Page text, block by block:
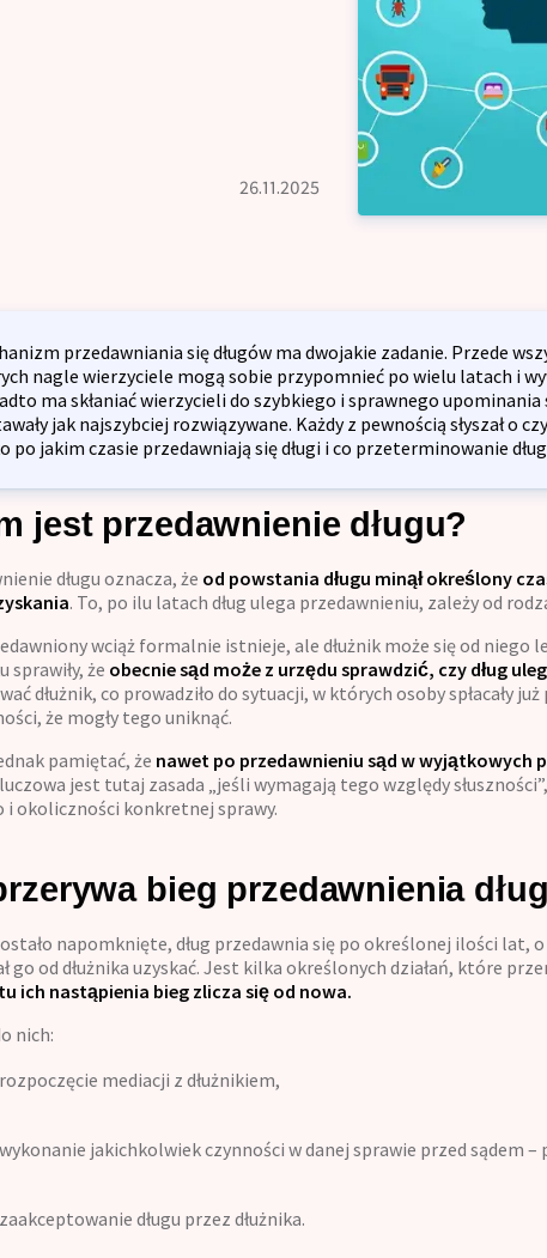
umowę zlecenie
Kredyt na
Kredyt
Kredyt
Opinie
Blog
Zespół
Kontakt
26.11.2025
przedawniania się długów ma dwojakie zadanie. Przede
nagle wierzyciele mogą sobie przypomnieć po wielu latach i
ma skłaniać wierzycieli do szybkiego i sprawnego
jak najszybciej rozwiązywane. Każdy z pewnością słyszał o
po jakim czasie przedawniają się długi i co przeterminowanie
jest przedawnienie długu?
długu oznacza, że od powstania długu minął określony
. To, po ilu latach dług ulega przedawnieniu, zależy od
wciąż formalnie istnieje, ale dłużnik może się od niego
sprawiły, że obecnie sąd może z urzędu sprawdzić, czy dług
dłużnik, co prowadziło do sytuacji, w których osoby spłacały
że mogły tego uniknąć.
pamiętać, że nawet po przedawnieniu sąd w wyjątkowych
jest tutaj zasada „jeśli wymagają tego względy
i okoliczności konkretnej sprawy.
bieg przedawnienia
napomknięte, dług przedawnia się po określonej ilości lat,
go od dłużnika uzyskać. Jest kilka określonych działań, które
ich nastąpienia bieg zlicza się od nowa.
nich:
rozpoczęcie mediacji z dłużnikiem,
wykonanie jakichkolwiek czynności w danej sprawie przed sądem
zaakceptowanie długu przez dłużnika.